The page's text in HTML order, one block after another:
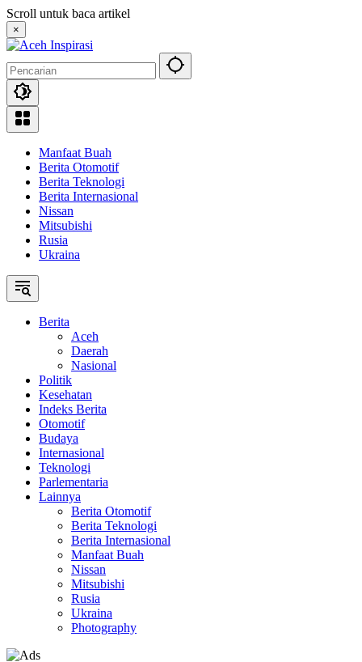
Langsung
ke
konten
Scroll untuk baca artikel
×
Manfaat Buah
Berita Otomotif
Berita Teknologi
Berita Internasional
Nissan
Mitsubishi
Rusia
Ukraina
Berita
Aceh
Daerah
Nasional
Politik
Kesehatan
Indeks Berita
Otomotif
Budaya
Internasional
Teknologi
Parlementaria
Lainnya
Berita Otomotif
Berita Teknologi
Berita Internasional
Manfaat Buah
Nissan
Mitsubishi
Rusia
Ukraina
Photography